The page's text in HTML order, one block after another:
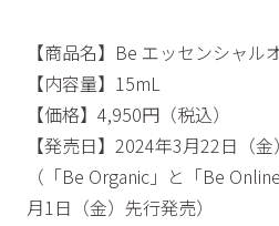
【商品名】Be エッセンシャル
【内容量】15mL
【価格】4,950円（税込）
【発売日】2024年3月22日（
（「Be Organic」と「Be
月1日（金）先行発売）